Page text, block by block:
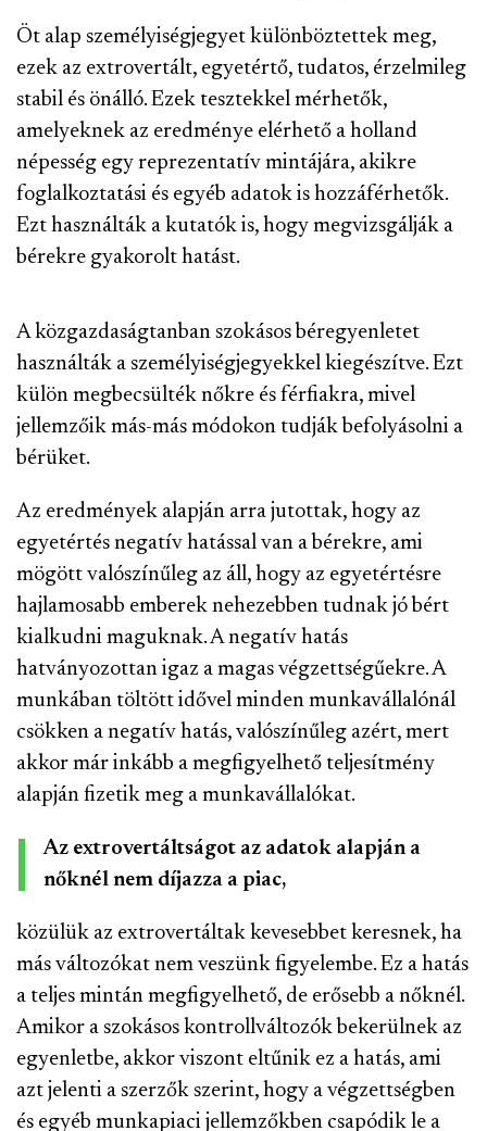
Öt alap személyiségjegyet különböztettek meg,
ezek az extrovertált, egyetértő, tudatos, érzelmileg
stabil és önálló. Ezek tesztekkel mérhetők,
amelyeknek az eredménye elérhető a holland
népesség egy reprezentatív mintájára, akikre
foglalkoztatási és egyéb adatok is hozzáférhetők.
Ezt használták a kutatók is, hogy megvizsgálják a
bérekre gyakorolt hatást.
A közgazdaságtanban szokásos béregyenletet
használták a személyiségjegyekkel kiegészítve. Ezt
külön megbecsülték nőkre és férfiakra, mivel
jellemzőik más-más módokon tudják befolyásolni a
bérüket.
Az eredmények alapján arra jutottak, hogy az
egyetértés negatív hatással van a bérekre, ami
mögött valószínűleg az áll, hogy az egyetértésre
hajlamosabb emberek nehezebben tudnak jó bért
kialkudni maguknak. A negatív hatás
hatványozottan igaz a magas végzettségűekre. A
munkában töltött idővel minden munkavállalónál
csökken a negatív hatás, valószínűleg azért, mert
akkor már inkább a megfigyelhető teljesítmény
alapján fizetik meg a munkavállalókat.
Az extrovertáltságot az adatok alapján a
nőknél nem díjazza a piac,
közülük az extrovertáltak kevesebbet keresnek, ha
más változókat nem veszünk figyelembe. Ez a hatás
a teljes mintán megfigyelhető, de erősebb a nőknél.
Amikor a szokásos kontrollváltozók bekerülnek az
egyenletbe, akkor viszont eltűnik ez a hatás, ami
azt jelenti a szerzők szerint, hogy a végzettségben
és egyéb munkapiaci jellemzőkben csapódik le a